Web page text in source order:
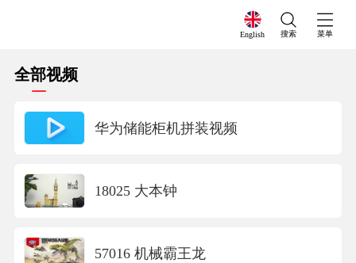
English 搜索 菜单
全部视频
华为储能柜机拼装视频
18025 大本钟
57016 机械霸王龙